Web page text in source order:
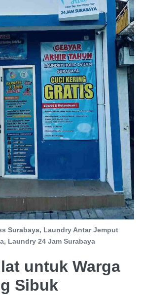
Surabaya, Laundry Antar Jemput
Laundry 24 Jam Surabaya
untuk Warga
Sibuk